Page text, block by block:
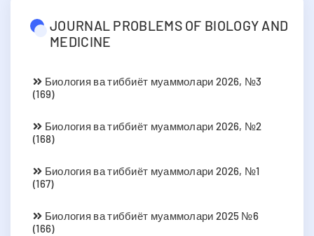
JOURNAL PROBLEMS OF BIOLOGY AND
MEDICINE
Биология ва тиббиёт муаммолари 2026, №3
(169)
Биология ва тиббиёт муаммолари 2026, №2
(168)
Биология ва тиббиёт муаммолари 2026, №1
(167)
Биология ва тиббиёт муаммолари 2025 №6
(166)